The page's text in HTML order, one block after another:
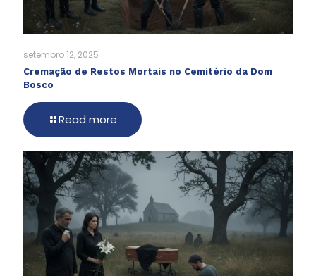
setembro 12, 2025
Cremação de Restos Mortais no Cemitério da Dom
Bosco
Read more